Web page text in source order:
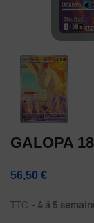
GALOPA
56,50 €
TTC 4 à 5